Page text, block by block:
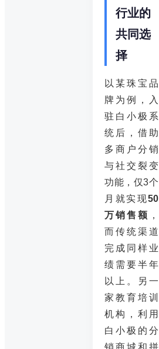
行业的
共同选
择
以某珠宝品
牌为例，入
驻白小极系
统后，借助
多商户分销
与社交裂变
功能，仅3个
月就实现50
万销售额 ，
而传统渠道
完成同样业
绩需要半年
以上。另一
家教育培训
机构，利用
白小极的分
销商城和拼